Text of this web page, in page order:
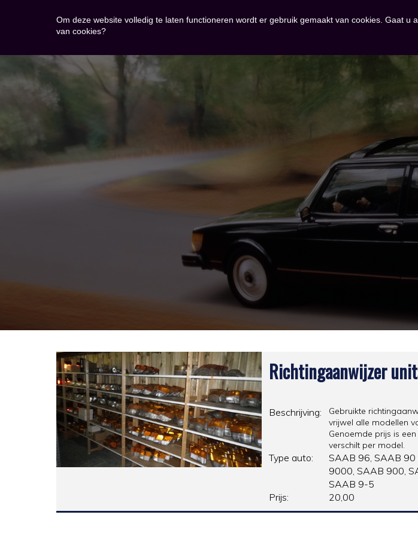
HOME OVER
Richtingaanwijzer
Beschrijving:
Gebruikte
vrijwel alle modellen
Genoemde prijs is
verschilt per model.
Type auto:
SAAB 96, SAAB 90
9000, SAAB 900,
SAAB 9-5
Prijs:
20,00
Om deze website volledig te laten functioneren wordt er gebruik gemaakt van cookies. Gaat u
van cookies?